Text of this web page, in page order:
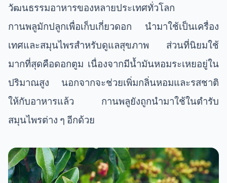
วัฒนธรรมอาหารของหลายประเทศทั่วโลก
กานพลูมักปลูกเพื่อเก็บเกี่ยวดอก นำมาใช้เป็นเครื่อง
เทศและสมุนไพรสำหรับดูแลสุขภาพ ส่วนที่นิยมใช้
มากที่สุดคือดอกตูม เนื่องจากมีน้ำมันหอมระเหยอยู่ใน
ปริมาณสูง นอกจากจะช่วยเพิ่มกลิ่นหอมและรสชาติ
ให้กับอาหารแล้ว กานพลูยังถูกนำมาใช้ในตำรับ
สมุนไพรต่าง ๆ อีกด้วย